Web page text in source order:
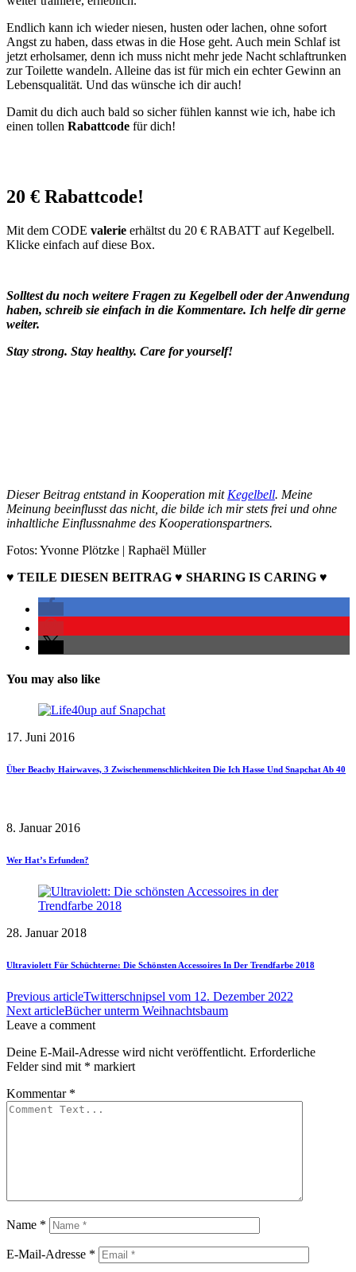
Endlich kann ich wieder niesen, husten oder lachen, ohne sofort
Angst zu haben, dass etwas in die Hose geht. Auch mein Schlaf ist
jetzt erholsamer, denn ich muss nicht mehr jede Nacht schlaftrunken
zur Toilette wandeln. Alleine das ist für mich ein echter Gewinn an
Lebensqualität. Und das wünsche ich dir auch!
Damit du dich auch bald so sicher fühlen kannst wie ich, habe ich
einen tollen Rabattcode für dich!
20 € Rabattcode!
Mit dem CODE valerie erhältst du 20 € RABATT auf Kegelbell.
Klicke einfach auf diese Box.
Solltest du noch weitere Fragen zu Kegelbell oder der Anwendung
haben, schreib sie einfach in die Kommentare. Ich helfe dir gerne
weiter.
Stay strong. Stay healthy. Care for yourself!
Dieser Beitrag entstand in Kooperation mit Kegelbell. Meine
Meinung beeinflusst das nicht, die bilde ich mir stets frei und ohne
inhaltliche Einflussnahme des Kooperationspartners.
Fotos: Yvonne Plötzke | Raphaël Müller
♥ TEILE DIESEN BEITRAG ♥ SHARING IS CARING ♥
You may also like
17. Juni 2016
Über Beachy Hairwaves, 3 Zwischenmenschlichkeiten Die Ich Hasse Und Snapchat Ab 40
8. Januar 2016
Wer Hat’s Erfunden?
28. Januar 2018
Ultraviolett Für Schüchterne: Die Schönsten Accessoires In Der Trendfarbe 2018
Previous articleTwitterschnipsel vom 12. Dezember 2022
Next articleBücher unterm Weihnachtsbaum
Leave a comment
Deine E-Mail-Adresse wird nicht veröffentlicht. Erforderliche
Felder sind mit * markiert
Kommentar *
Name *
E-Mail-Adresse *